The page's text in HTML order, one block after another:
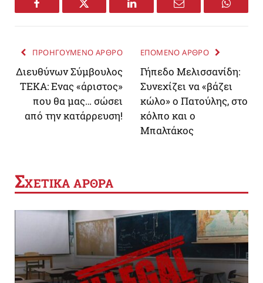
Facebook Twitter LinkedIn Email
ΠΡΟΗΓΟΥΜΕΝΟ ΑΡΘΡΟ
Διευθύνων Σύμβουλος
ΤΕΚΑ: Ενας «άριστος»
που θα μας… σώσει
από την κατάρρευση!
ΕΠΟΜΕΝΟ ΑΡΘΡΟ
Γήπεδο Μελισσανίδη:
Συνεχίζει να «βάζει
κώλο» ο Πατούλης, στο
κόλπο και ο
Μπαλτάκος
ΣΧΕΤΙΚΑ ΑΡΘΡΑ